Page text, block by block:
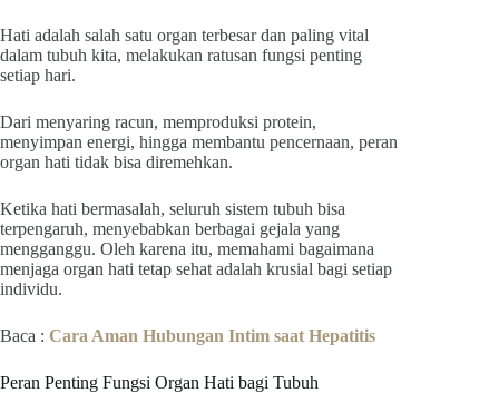
Hati adalah salah satu organ terbesar dan paling vital
dalam tubuh kita, melakukan ratusan fungsi penting
setiap hari.
Dari menyaring racun, memproduksi protein,
menyimpan energi, hingga membantu pencernaan, peran
organ hati tidak bisa diremehkan.
Ketika hati bermasalah, seluruh sistem tubuh bisa
terpengaruh, menyebabkan berbagai gejala yang
mengganggu. Oleh karena itu, memahami bagaimana
menjaga organ hati tetap sehat adalah krusial bagi setiap
individu.
Baca : Cara Aman Hubungan Intim saat Hepatitis
Peran Penting Fungsi Organ Hati bagi Tubuh